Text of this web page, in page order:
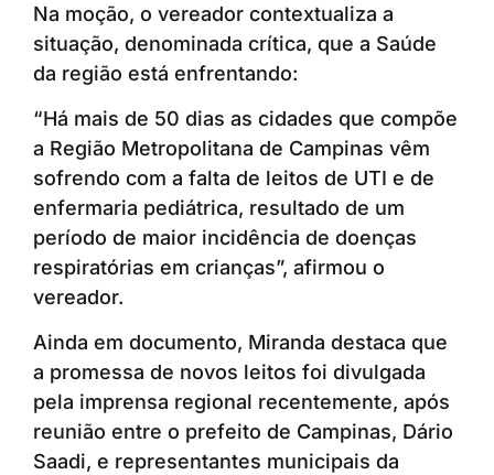
Na moção, o vereador contextualiza a
situação, denominada crítica, que a Saúde
da região está enfrentando:
“Há mais de 50 dias as cidades que compõe
a Região Metropolitana de Campinas vêm
sofrendo com a falta de leitos de UTI e de
enfermaria pediátrica, resultado de um
período de maior incidência de doenças
respiratórias em crianças”, afirmou o
vereador.
Ainda em documento, Miranda destaca que
a promessa de novos leitos foi divulgada
pela imprensa regional recentemente, após
reunião entre o prefeito de Campinas, Dário
Saadi, e representantes municipais da